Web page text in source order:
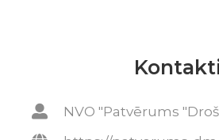
NVO "Patvērums